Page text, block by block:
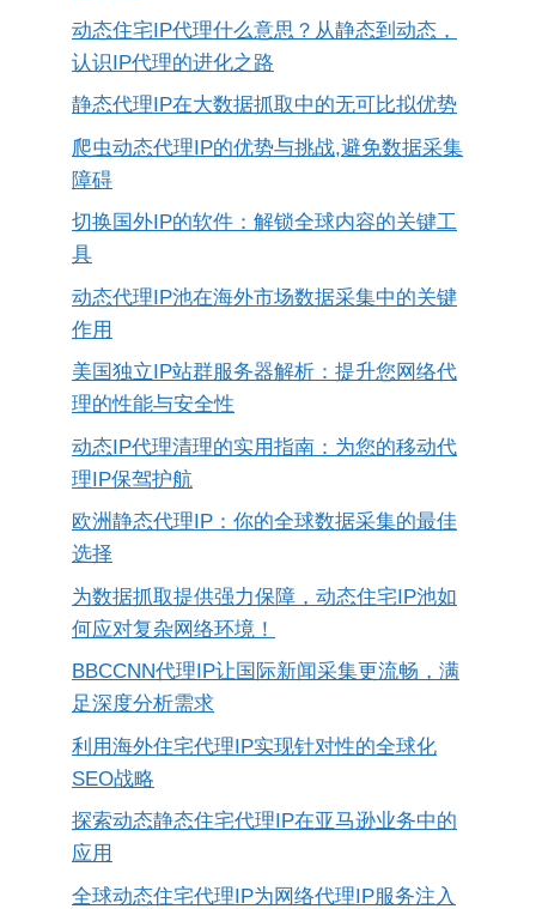
动态住宅IP代理什么意思？从静态到动态，
认识IP代理的进化之路
静态代理IP在大数据抓取中的无可比拟优势
爬虫动态代理IP的优势与挑战,避免数据采集
障碍
切换国外IP的软件：解锁全球内容的关键工
具
动态代理IP池在海外市场数据采集中的关键
作用
美国独立IP站群服务器解析：提升您网络代
理的性能与安全性
动态IP代理清理的实用指南：为您的移动代
理IP保驾护航
欧洲静态代理IP：你的全球数据采集的最佳
选择
为数据抓取提供强力保障，动态住宅IP池如
何应对复杂网络环境！
BBCCNN代理IP让国际新闻采集更流畅，满
足深度分析需求
利用海外住宅代理IP实现针对性的全球化
SEO战略
探索动态静态住宅代理IP在亚马逊业务中的
应用
全球动态住宅代理IP为网络代理IP服务注入